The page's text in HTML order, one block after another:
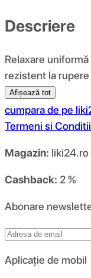
Descriere
Relaxare
rezistent la rupere
Afișează tot
cumpara de pe
Termeni si Conditii
Magazin: liki24.ro
Cashback: 2 %
Abonare
Aplicație de mobil